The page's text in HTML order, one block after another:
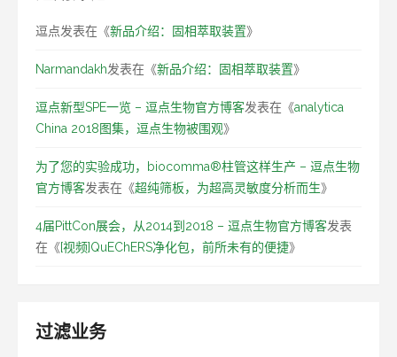
逗点发表在《新品介绍：固相萃取装置》
Narmandakh发表在《新品介绍：固相萃取装置》
逗点新型SPE一览 – 逗点生物官方博客发表在《analytica
China 2018图集，逗点生物被围观》
为了您的实验成功，biocomma®柱管这样生产 – 逗点生物
官方博客发表在《超纯筛板，为超高灵敏度分析而生》
4届PittCon展会，从2014到2018 – 逗点生物官方博客发表
在《[视频]QuEChERS净化包，前所未有的便捷》
过滤业务